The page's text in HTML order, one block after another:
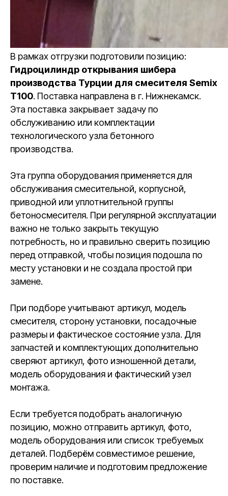
В рамках отгрузки подготовили позицию:
Гидроцилиндр открывания шибера
производства Турции для смесителя Semix
T100. Поставка направлена в г. Нижнекамск.
Эта поставка закрывает задачу по
обслуживанию или комплектации
технологического узла бетонного
производства.
Эта группа оборудования применяется для
обслуживания смесительной, корпусной,
приводной или уплотнительной группы
бетоносмесителя. При регулярной эксплуатации
важно не только закрыть текущую
потребность, но и правильно сверить позицию
перед отправкой, чтобы позиция подошла по
месту установки и не создала простой при
замене.
При подборе учитывают артикул, модель
смесителя, сторону установки, посадочные
размеры и фактическое состояние узла. Для
запчастей и комплектующих дополнительно
сверяют артикул, фото изношенной детали,
модель оборудования и фактический узел
монтажа.
Если требуется подобрать аналогичную
позицию, можно отправить артикул, фото,
модель оборудования или список требуемых
деталей. Подберём совместимое решение,
проверим наличие и подготовим предложение
по поставке.